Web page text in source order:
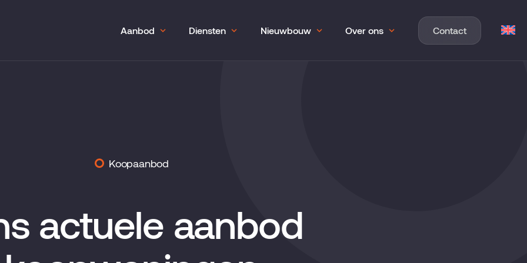
Aanbod Diensten Nieuwbouw Over ons Contact
Koopaanbod
actuele aanbod